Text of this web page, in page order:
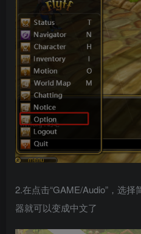
2.在点击“GAME/Audio”，选
器就可以变成中文了